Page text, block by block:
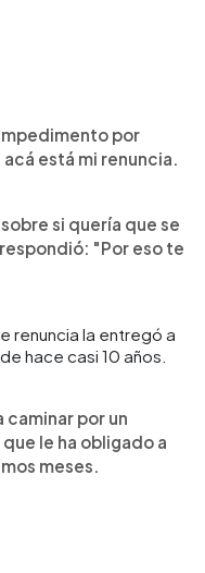
por
está mi renuncia.
si quería que se
"Por eso te
renuncia la entregó a
hace casi 10 años.
por un
le ha obligado a
meses.